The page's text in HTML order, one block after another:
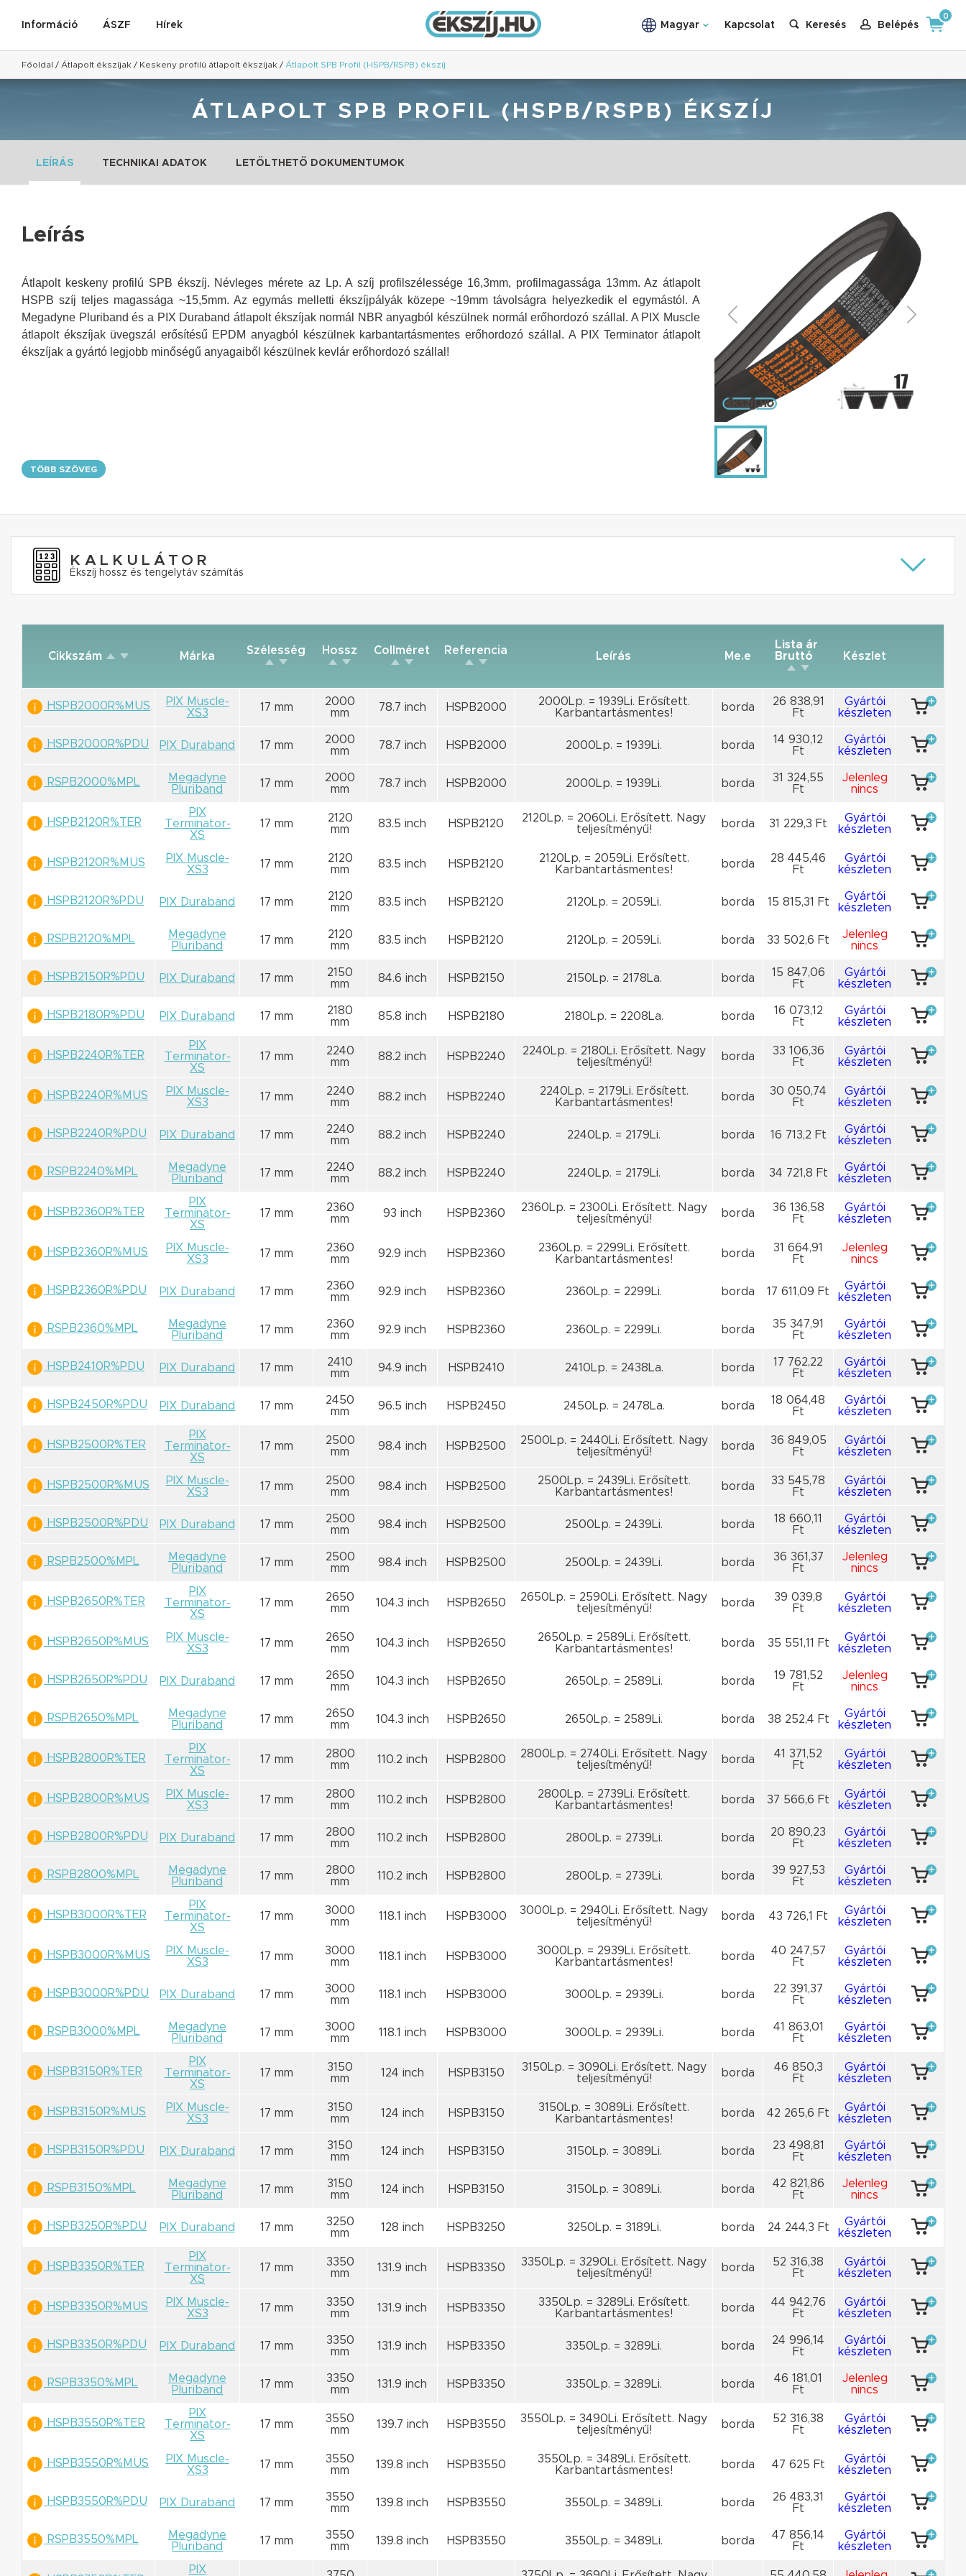
Információ ÁSZF Hírek Magyar Kapcsolat Keresés Belépés
0
Főoldal / Átlapolt ékszíjak / Keskeny profilú átlapolt ékszíjak / Átlapolt SPB Profil (HSPB/RSPB) ékszíj
ÁTLAPOLT SPB PROFIL (HSPB/RSPB) ÉKSZÍJ
LEÍRÁS TECHNIKAI ADATOK LETÖLTHETŐ DOKUMENTUMOK
Leírás
Átlapolt keskeny profilú SPB ékszíj. Névleges mérete az Lp. A szíj profilszélessége 16,3mm, profilmagassága 13mm. Az átlapolt
HSPB szíj teljes magassága ~15,5mm. Az egymás melletti ékszíjpályák közepe ~19mm távolságra helyezkedik el egymástól. A
Megadyne Pluriband és a PIX Duraband átlapolt ékszíjak normál NBR anyagból készülnek normál erőhordozó szállal. A PIX Muscle
átlapolt ékszíjak üvegszál erősítésű EPDM anyagból készülnek karbantartásmentes erőhordozó szállal.A PIX Terminator átlapolt
ékszíjak a gyártó legjobb minőségű anyagaiből készülnek kevlár erőhordozó szállal!
TÖBB SZÖVEG
KALKULÁTOR
Ékszíj hossz és tengelytáv számítás
Cikkszám Márka Szélesség Hossz Collméret Referencia Leírás Me.e
Lista ár
Bruttó
Készlet
HSPB2000R%MUS
PIX Muscle-
XS3
17 mm
2000
mm
78.7 inch HSPB2000
2000Lp. = 1939Li. Erősített.
Karbantartásmentes!
borda
26 838,91
Ft
Gyártói
készleten
HSPB2000R%PDU PIX Duraband 17 mm
2000
mm
78.7 inch HSPB2000 2000Lp. = 1939Li. borda
14 930,12
Ft
Gyártói
készleten
RSPB2000%MPL
Megadyne
Pluriband
17 mm
2000
mm
78.7 inch HSPB2000 2000Lp. = 1939Li. borda
31 324,55
Ft
Jelenleg
nincs
HSPB2120R%TER
PIX
Terminator-
XS
17 mm
2120
mm
83.5 inch HSPB2120
2120Lp. = 2060Li. Erősített. Nagy
teljesítményű!
borda 31 229,3 Ft
Gyártói
készleten
HSPB2120R%MUS
PIX Muscle-
XS3
17 mm
2120
mm
83.5 inch HSPB2120
2120Lp. = 2059Li. Erősített.
Karbantartásmentes!
borda
28 445,46
Ft
Gyártói
készleten
HSPB2120R%PDU PIX Duraband 17 mm
2120
mm
83.5 inch HSPB2120 2120Lp. = 2059Li. borda 15 815,31 Ft
Gyártói
készleten
RSPB2120%MPL
Megadyne
Pluriband
17 mm
2120
mm
83.5 inch HSPB2120 2120Lp. = 2059Li. borda 33 502,6 Ft
Jelenleg
nincs
HSPB2150R%PDU PIX Duraband 17 mm
2150
mm
84.6 inch HSPB2150 2150Lp. = 2178La. borda
15 847,06
Ft
Gyártói
készleten
HSPB2180R%PDU PIX Duraband 17 mm
2180
mm
85.8 inch HSPB2180 2180Lp. = 2208La. borda
16 073,12
Ft
Gyártói
készleten
HSPB2240R%TER
PIX
Terminator-
XS
17 mm
2240
mm
88.2 inch HSPB2240
2240Lp. = 2180Li. Erősített. Nagy
teljesítményű!
borda
33 106,36
Ft
Gyártói
készleten
HSPB2240R%MUS
PIX Muscle-
XS3
17 mm
2240
mm
88.2 inch HSPB2240
2240Lp. = 2179Li. Erősített.
Karbantartásmentes!
borda
30 050,74
Ft
Gyártói
készleten
HSPB2240R%PDU PIX Duraband 17 mm
2240
mm
88.2 inch HSPB2240 2240Lp. = 2179Li. borda 16 713,2 Ft
Gyártói
készleten
RSPB2240%MPL
Megadyne
Pluriband
17 mm
2240
mm
88.2 inch HSPB2240 2240Lp. = 2179Li. borda 34 721,8 Ft
Gyártói
készleten
HSPB2360R%TER
PIX
Terminator-
XS
17 mm
2360
mm
93 inch HSPB2360
2360Lp. = 2300Li. Erősített. Nagy
teljesítményű!
borda
36 136,58
Ft
Gyártói
készleten
HSPB2360R%MUS
PIX Muscle-
XS3
17 mm
2360
mm
92.9 inch HSPB2360
2360Lp. = 2299Li. Erősített.
Karbantartásmentes!
borda
31 664,91
Ft
Jelenleg
nincs
HSPB2360R%PDU PIX Duraband 17 mm
2360
mm
92.9 inch HSPB2360 2360Lp. = 2299Li. borda 17 611,09 Ft
Gyártói
készleten
RSPB2360%MPL
Megadyne
Pluriband
17 mm
2360
mm
92.9 inch HSPB2360 2360Lp. = 2299Li. borda
35 347,91
Ft
Gyártói
készleten
HSPB2410R%PDU PIX Duraband 17 mm
2410
mm
94.9 inch HSPB2410 2410Lp. = 2438La. borda
17 762,22
Ft
Gyártói
készleten
HSPB2450R%PDU PIX Duraband 17 mm
2450
mm
96.5 inch HSPB2450 2450Lp. = 2478La. borda
18 064,48
Ft
Gyártói
készleten
HSPB2500R%TER
PIX
Terminator-
XS
17 mm
2500
mm
98.4 inch HSPB2500
2500Lp. = 2440Li. Erősített. Nagy
teljesítményű!
borda
36 849,05
Ft
Gyártói
készleten
HSPB2500R%MUS
PIX Muscle-
XS3
17 mm
2500
mm
98.4 inch HSPB2500
2500Lp. = 2439Li. Erősített.
Karbantartásmentes!
borda
33 545,78
Ft
Gyártói
készleten
HSPB2500R%PDU PIX Duraband 17 mm
2500
mm
98.4 inch HSPB2500 2500Lp. = 2439Li. borda
18 660,11
Ft
Gyártói
készleten
RSPB2500%MPL
Megadyne
Pluriband
17 mm
2500
mm
98.4 inch HSPB2500 2500Lp. = 2439Li. borda
36 361,37
Ft
Jelenleg
nincs
HSPB2650R%TER
PIX
Terminator-
XS
17 mm
2650
mm
104.3 inch HSPB2650
2650Lp. = 2590Li. Erősített. Nagy
teljesítményű!
borda
39 039,8
Ft
Gyártói
készleten
HSPB2650R%MUS
PIX Muscle-
XS3
17 mm
2650
mm
104.3 inch HSPB2650
2650Lp. = 2589Li. Erősített.
Karbantartásmentes!
borda 35 551,11 Ft
Gyártói
készleten
HSPB2650R%PDU PIX Duraband 17 mm
2650
mm
104.3 inch HSPB2650 2650Lp. = 2589Li. borda
19 781,52
Ft
Jelenleg
nincs
RSPB2650%MPL
Megadyne
Pluriband
17 mm
2650
mm
104.3 inch HSPB2650 2650Lp. = 2589Li. borda 38 252,4 Ft
Gyártói
készleten
HSPB2800R%TER
PIX
Terminator-
XS
17 mm
2800
mm
110.2 inch HSPB2800
2800Lp. = 2740Li. Erősített. Nagy
teljesítményű!
borda
41 371,52
Ft
Gyártói
készleten
HSPB2800R%MUS
PIX Muscle-
XS3
17 mm
2800
mm
110.2 inch HSPB2800
2800Lp. = 2739Li. Erősített.
Karbantartásmentes!
borda 37 566,6 Ft
Gyártói
készleten
HSPB2800R%PDU PIX Duraband 17 mm
2800
mm
110.2 inch HSPB2800 2800Lp. = 2739Li. borda
20 890,23
Ft
Gyártói
készleten
RSPB2800%MPL
Megadyne
Pluriband
17 mm
2800
mm
110.2 inch HSPB2800 2800Lp. = 2739Li. borda
39 927,53
Ft
Gyártói
készleten
HSPB3000R%TER
PIX
Terminator-
XS
17 mm
3000
mm
118.1 inch HSPB3000
3000Lp. = 2940Li. Erősített. Nagy
teljesítményű!
borda 43 726,1 Ft
Gyártói
készleten
HSPB3000R%MUS
PIX Muscle-
XS3
17 mm
3000
mm
118.1 inch HSPB3000
3000Lp. = 2939Li. Erősített.
Karbantartásmentes!
borda
40 247,57
Ft
Gyártói
készleten
HSPB3000R%PDU PIX Duraband 17 mm
3000
mm
118.1 inch HSPB3000 3000Lp. = 2939Li. borda
22 391,37
Ft
Gyártói
készleten
RSPB3000%MPL
Megadyne
Pluriband
17 mm
3000
mm
118.1 inch HSPB3000 3000Lp. = 2939Li. borda
41 863,01
Ft
Gyártói
készleten
HSPB3150R%TER
PIX
Terminator-
XS
17 mm
3150
mm
124 inch HSPB3150
3150Lp. = 3090Li. Erősített. Nagy
teljesítményű!
borda
46 850,3
Ft
Gyártói
készleten
HSPB3150R%MUS
PIX Muscle-
XS3
17 mm
3150
mm
124 inch HSPB3150
3150Lp. = 3089Li. Erősített.
Karbantartásmentes!
borda 42 265,6 Ft
Gyártói
készleten
HSPB3150R%PDU PIX Duraband 17 mm
3150
mm
124 inch HSPB3150 3150Lp. = 3089Li. borda
23 498,81
Ft
Gyártói
készleten
RSPB3150%MPL
Megadyne
Pluriband
17 mm
3150
mm
124 inch HSPB3150 3150Lp. = 3089Li. borda
42 821,86
Ft
Jelenleg
nincs
HSPB3250R%PDU PIX Duraband 17 mm
3250
mm
128 inch HSPB3250 3250Lp. = 3189Li. borda 24 244,3 Ft
Gyártói
készleten
HSPB3350R%TER
PIX
Terminator-
XS
17 mm
3350
mm
131.9 inch HSPB3350
3350Lp. = 3290Li. Erősített. Nagy
teljesítményű!
borda
52 316,38
Ft
Gyártói
készleten
HSPB3350R%MUS
PIX Muscle-
XS3
17 mm
3350
mm
131.9 inch HSPB3350
3350Lp. = 3289Li. Erősített.
Karbantartásmentes!
borda
44 942,76
Ft
Gyártói
készleten
HSPB3350R%PDU PIX Duraband 17 mm
3350
mm
131.9 inch HSPB3350 3350Lp. = 3289Li. borda
24 996,14
Ft
Gyártói
készleten
RSPB3350%MPL
Megadyne
Pluriband
17 mm
3350
mm
131.9 inch HSPB3350 3350Lp. = 3289Li. borda
46 181,01
Ft
Jelenleg
nincs
HSPB3550R%TER
PIX
Terminator-
XS
17 mm
3550
mm
139.7 inch HSPB3550
3550Lp. = 3490Li. Erősített. Nagy
teljesítményű!
borda
52 316,38
Ft
Gyártói
készleten
HSPB3550R%MUS
PIX Muscle-
XS3
17 mm
3550
mm
139.8 inch HSPB3550
3550Lp. = 3489Li. Erősített.
Karbantartásmentes!
borda 47 625 Ft
Gyártói
készleten
HSPB3550R%PDU PIX Duraband 17 mm
3550
mm
139.8 inch HSPB3550 3550Lp. = 3489Li. borda
26 483,31
Ft
Gyártói
készleten
RSPB3550%MPL
Megadyne
Pluriband
17 mm
3550
mm
139.8 inch HSPB3550 3550Lp. = 3489Li. borda
47 856,14
Ft
Gyártói
készleten
PIX